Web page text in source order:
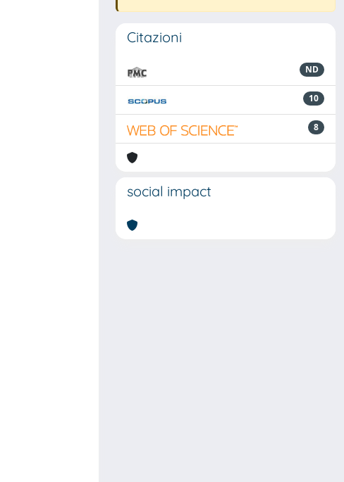
Citazioni
ND
10
8
social impact